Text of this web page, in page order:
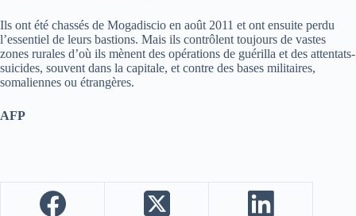
Ils ont été chassés de Mogadiscio en août 2011 et ont ensuite perdu
l’essentiel de leurs bastions. Mais ils contrôlent toujours de vastes
zones rurales d’où ils mènent des opérations de guérilla et des attentats-
suicides, souvent dans la capitale, et contre des bases militaires,
somaliennes ou étrangères.
AFP